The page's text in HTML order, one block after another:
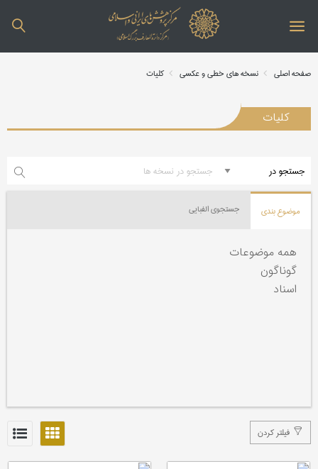
صفحه اصلی نسخه های خطی و عکسی کلیات
کلیات
موضوع بندی جستجوی الفبایی
همه موضوعات
گوناگون
اسناد
فیلتر کردن